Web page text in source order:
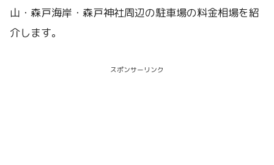
山・森戸海岸・森戸神社周辺の駐車場の料金相場を紹
介します。
スポンサーリンク